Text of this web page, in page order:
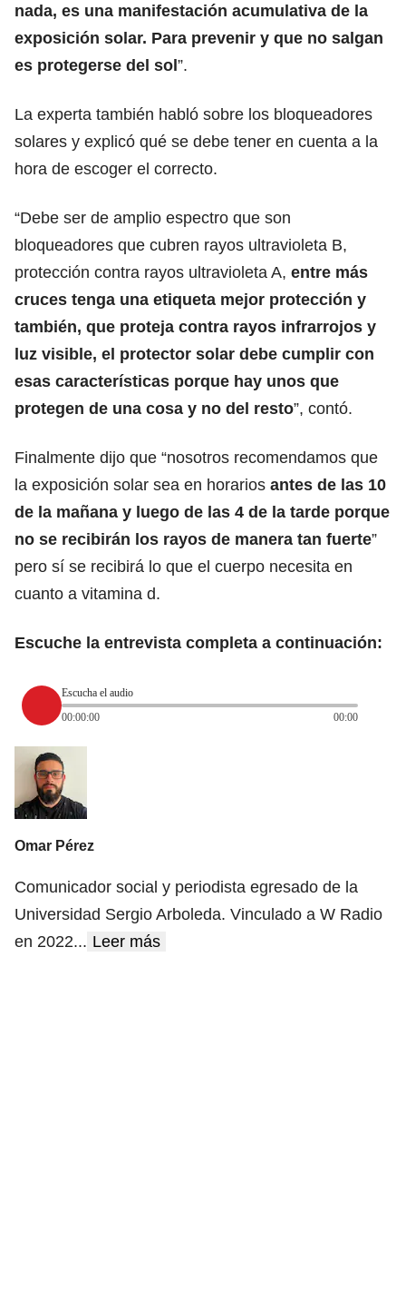
nada, es una manifestación acumulativa de la
exposición solar. Para prevenir y que no salgan
es protegerse del sol”.
La experta también habló sobre los bloqueadores
solares y explicó qué se debe tener en cuenta a la
hora de escoger el correcto.
“Debe ser de amplio espectro que son
bloqueadores que cubren rayos ultravioleta B,
protección contra rayos ultravioleta A, entre más
cruces tenga una etiqueta mejor protección y
también, que proteja contra rayos infrarrojos y
luz visible, el protector solar debe cumplir con
esas características porque hay unos que
protegen de una cosa y no del resto”, contó.
Finalmente dijo que “nosotros recomendamos que
la exposición solar sea en horarios antes de las 10
de la mañana y luego de las 4 de la tarde porque
no se recibirán los rayos de manera tan fuerte”
pero sí se recibirá lo que el cuerpo necesita en
cuanto a vitamina d.
Escuche la entrevista completa a continuación:
Escucha el audio
00:00:00
00:00
Omar Pérez
Comunicador social y periodista egresado de la
Universidad Sergio Arboleda. Vinculado a W Radio
en 2022... Leer más